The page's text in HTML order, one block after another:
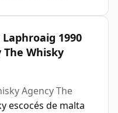
1990
The Whisky
Agency The
escocés de malta